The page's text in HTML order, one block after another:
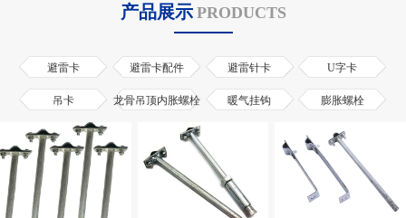
产品展示 PRODUCTS
避雷卡 避雷卡配件 避雷针卡 U字卡
吊卡 龙骨吊顶内胀螺栓 暖气挂钩 膨胀螺栓